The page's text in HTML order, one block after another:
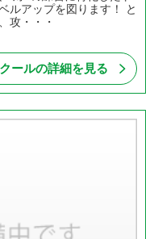
ルアップを図ります！ と
攻・・・
ールの詳細を見る